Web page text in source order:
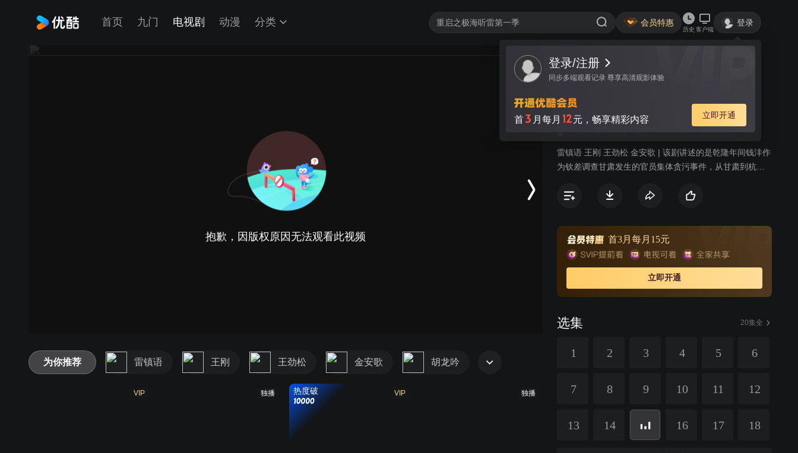
首页 九门 电视剧 动漫 分类 会员特惠
历史 客户端
登录
登录/注册
同步多端观看记录 尊享高清观影体验
首3 月每月 12元，畅享精彩内容 立即开通
抱歉，因版权原因无法观看此视频
视频 讨论
倚天钦差之甘肃米案 简介
古装
雷镇语 王刚 王劲松 金安歌 | 该剧讲述的是乾隆年间钱沣作
为钦差调查甘肃发生的官员集体贪污事件，从甘肃到杭
事。乾隆46年，时任崇文门税官的钱沣与运送皇纲的浙江
奴、胭脂尾随钱沣前往甘肃。钱沣一路颇多风险，刚到兰
州差点被人发现行踪，他和和珅、铁图商议，决定不动声
色私访。雪奴假扮灾民博得钱沣同情。为灾民钱沣闯进总
督府，但无法证明自己……
首3月每月15元
立即开通
选集 20集全
1 2 3 4 5 6
7 8 9 10 11 12
13 14 16 17 18
为你推荐 雷镇语 王刚 王劲松 金安歌 胡龙吟
VIP 独播 VIP
热度破 独播